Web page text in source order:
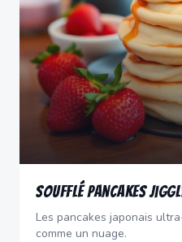
Soufflé Pancakes
Les pancakes japonais
comme un nuage.